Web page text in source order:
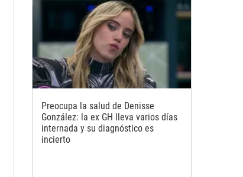
Preocupa la salud de Denisse
González: la ex GH lleva varios días
internada y su diagnóstico es
incierto